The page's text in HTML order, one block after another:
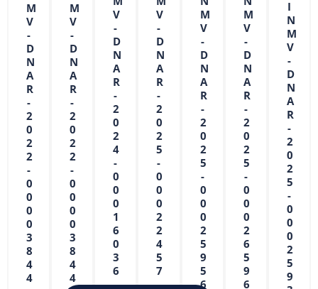
M
V
-
D
N
A
R
-
2
0
2
2
-
0
0
0
0
3
8
4
4
M
V
-
D
N
A
R
-
2
0
2
2
-
0
0
0
0
3
8
4
4
V
-
D
N
A
R
-
2
0
2
4
-
0
0
0
1
6
0
3
6
V
-
D
N
A
R
-
2
0
2
5
-
0
0
0
2
2
4
5
7
M
V
-
D
N
A
R
-
2
0
2
5
-
0
0
0
2
5
9
5
6
M
V
-
D
N
A
R
-
2
0
2
5
-
0
0
0
2
6
5
9
6
I
N
M
V
-
D
N
A
R
-
2
0
2
5
-
0
0
0
2
5
9